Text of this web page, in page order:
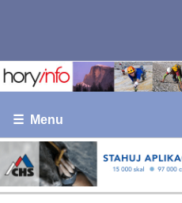
☰ Menu